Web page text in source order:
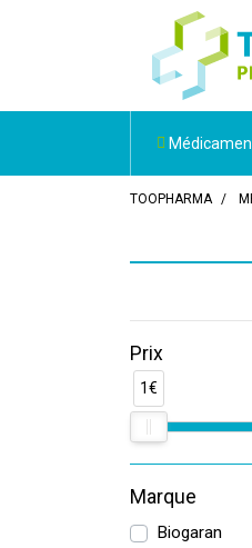
TOOPHARMA
Prix
1€
Marque
Biogaran